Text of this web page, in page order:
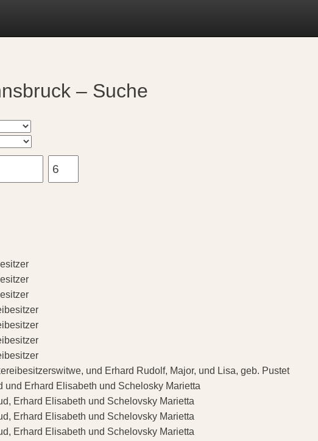
– Suche
und Erhard Rudolf, Major, und Lisa, geb. Pustet
Erhard Elisabeth und Schelosky Marietta
Erhard Elisabeth und Schelovsky Marietta
Erhard Elisabeth und Schelovsky Marietta
Erhard Elisabeth und Schelovsky Marietta